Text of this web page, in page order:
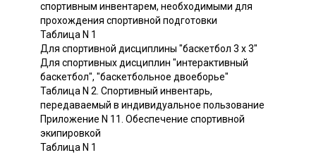
спортивным инвентарем, необходимыми для
прохождения спортивной подготовки
Таблица N 1
Для спортивной дисциплины "баскетбол 3 x 3"
Для спортивных дисциплин "интерактивный
баскетбол", "баскетбольное двоеборье"
Таблица N 2. Спортивный инвентарь,
передаваемый в индивидуальное пользование
Приложение N 11. Обеспечение спортивной
экипировкой
Таблица N 1